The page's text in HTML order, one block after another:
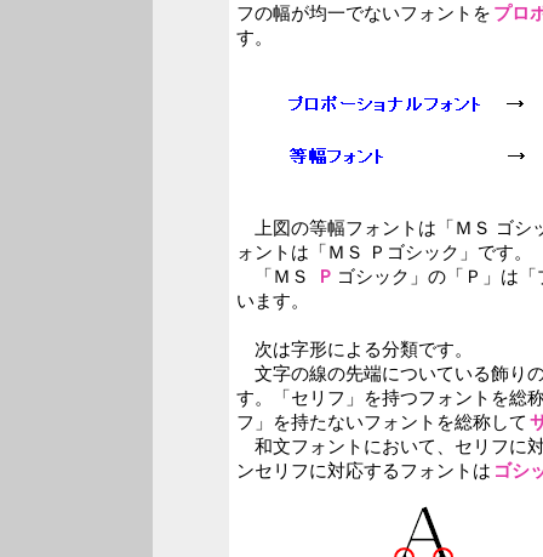
フの幅が均一でないフォントを プロ
す。
上図の等幅フォントは「ＭＳ ゴシ
ォントは「ＭＳ Ｐゴシック」です。
「ＭＳ
Ｐ ゴシック」の「Ｐ」は
います。
次は字形による分類です。
文字の線の先端についている飾り
す。「セリフ」を持つフォントを総
フ」を持たないフォントを総称して
和文フォントにおいて、セリフに
ンセリフに対応するフォントは ゴシ